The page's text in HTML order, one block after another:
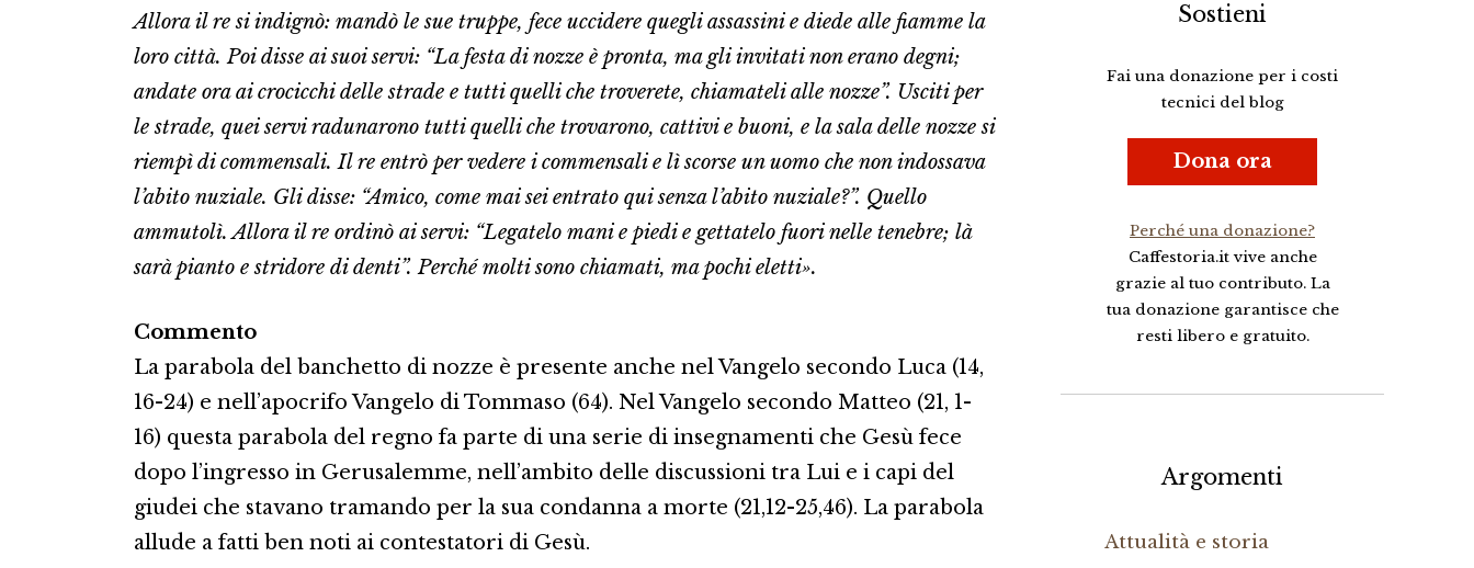
Allora il re si indignò: mandò le sue truppe, fece uccidere quegli assassini e diede alle fiamme la
loro città. Poi disse ai suoi servi: “La festa di nozze è pronta, ma gli invitati non erano degni;
andate ora ai crocicchi delle strade e tutti quelli che troverete, chiamateli alle nozze”. Usciti per
le strade, quei servi radunarono tutti quelli che trovarono, cattivi e buoni, e la sala delle nozze si
riempì di commensali. Il re entrò per vedere i commensali e lì scorse un uomo che non indossava
l’abito nuziale. Gli disse: “Amico, come mai sei entrato qui senza l’abito nuziale?”. Quello
ammutolì. Allora il re ordinò ai servi: “Legatelo mani e piedi e gettatelo fuori nelle tenebre; là
sarà pianto e stridore di denti”. Perché molti sono chiamati, ma pochi eletti».
Commento
La parabola del banchetto di nozze è presente anche nel Vangelo secondo Luca (14,
16-24) e nell’apocrifo Vangelo di Tommaso (64). Nel Vangelo secondo Matteo (21, 1-
16) questa parabola del regno fa parte di una serie di insegnamenti che Gesù fece
dopo l’ingresso in Gerusalemme, nell’ambito delle discussioni tra Lui e i capi del
giudei che stavano tramando per la sua condanna a morte (21,12-25,46). La parabola
allude a fatti ben noti ai contestatori di Gesù.
Sostieni
Fai una donazione per i costi
tecnici del blog
Dona ora
Perché una donazione?
Caffestoria.it vive anche
grazie al tuo contributo. La
tua donazione garantisce che
resti libero e gratuito.
Argomenti
Attualità e storia